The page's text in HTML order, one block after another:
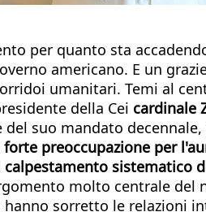
per quanto sta
americano. E un
umanitari. Temi al
della Cei cardinale
del suo mandato
forte preoccupazione per
sistematico
molto centrale del
sorretto le relazioni